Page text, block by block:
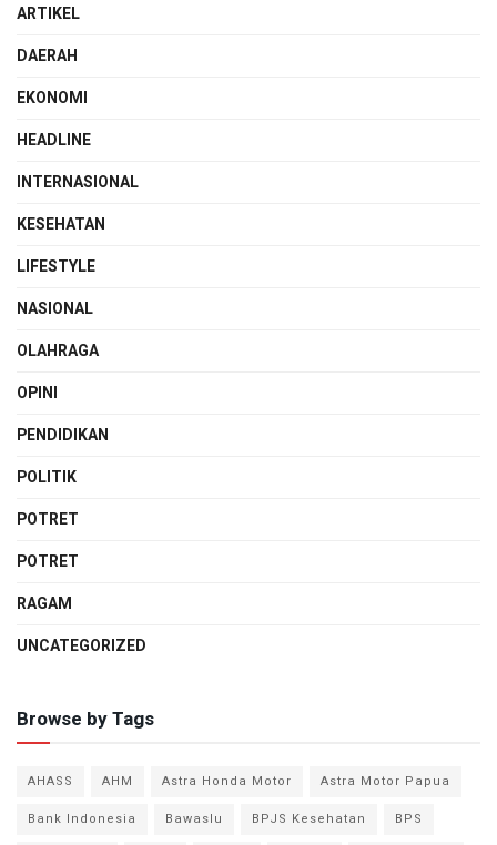
ARTIKEL
DAERAH
EKONOMI
HEADLINE
INTERNASIONAL
KESEHATAN
LIFESTYLE
NASIONAL
OLAHRAGA
OPINI
PENDIDIKAN
POLITIK
POTRET
POTRET
RAGAM
UNCATEGORIZED
Browse by Tags
AHASS AHM Astra Honda Motor
Astra Motor Papua
Bank Indonesia
Bawaslu BPJS Kesehatan
BPS